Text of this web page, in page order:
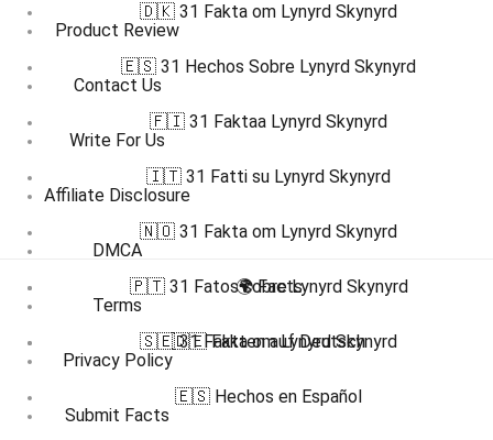
Product Review
Contact Us
Write For Us
Affiliate Disclosure
DMCA
Terms
Privacy Policy
Submit Facts
🇩🇰 31 Fakta om Lynyrd Skynyrd
🇪🇸 31 Hechos Sobre Lynyrd Skynyrd
🇫🇮 31 Faktaa Lynyrd Skynyrd
🇮🇹 31 Fatti su Lynyrd Skynyrd
🇳🇴 31 Fakta om Lynyrd Skynyrd
🇵🇹 31 Fatos sobre Lynyrd Skynyrd
🇸🇪 31 Fakta om Lynyrd Skynyrd
🌍 Facts
🇩🇪 Fakten auf Deutsch
🇪🇸 Hechos en Español